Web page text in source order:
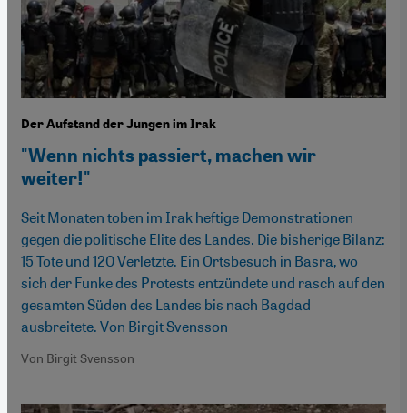
Der Aufstand der Jungen im Irak
"Wenn nichts passiert, machen wir
weiter!"
Seit Monaten toben im Irak heftige Demonstrationen
gegen die politische Elite des Landes. Die bisherige Bilanz:
15 Tote und 120 Verletzte. Ein Ortsbesuch in Basra, wo
sich der Funke des Protests entzündete und rasch auf den
gesamten Süden des Landes bis nach Bagdad
ausbreitete. Von Birgit Svensson
Von Birgit Svensson